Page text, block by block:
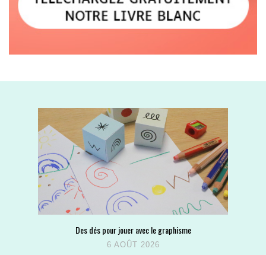
Des dés pour jouer avec le graphisme
6 AOÛT 2026